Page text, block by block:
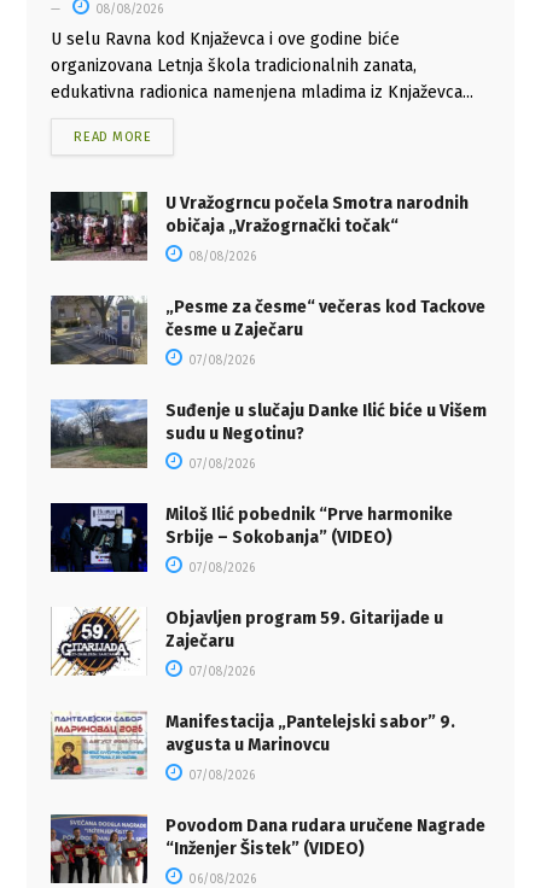
08/08/2026
U selu Ravna kod Knjaževca i ove godine biće
organizovana Letnja škola tradicionalnih zanata,
edukativna radionica namenjena mladima iz Knjaževca...
READ MORE
U Vražogrncu počela Smotra narodnih
običaja „Vražogrnački točak“
08/08/2026
„Pesme za česme“ večeras kod Tackove
česme u Zaječaru
07/08/2026
Suđenje u slučaju Danke Ilić biće u Višem
sudu u Negotinu?
07/08/2026
Miloš Ilić pobednik “Prve harmonike
Srbije – Sokobanja” (VIDEO)
07/08/2026
Objavljen program 59. Gitarijade u
Zaječaru
07/08/2026
Manifestacija „Pantelejski sabor” 9.
avgusta u Marinovcu
07/08/2026
Povodom Dana rudara uručene Nagrade
“Inženjer Šistek” (VIDEO)
06/08/2026